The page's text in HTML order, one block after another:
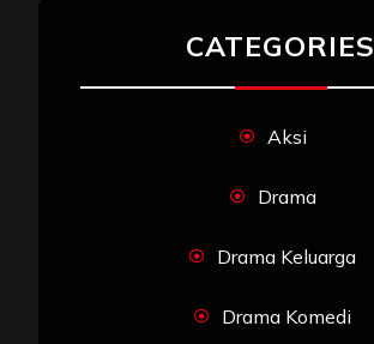
CATEGORIES
Aksi
Drama
Drama Keluarga
Drama Komedi